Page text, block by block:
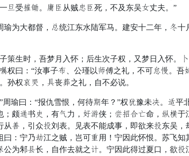
由受厚危。夺故从贼奸故死，不及东吴收丈夫。”
大都督，色统江东水陆军马。建安十二年，渡十
生时，吾梦月入怀；后生次子权，又梦日入怀。
曰：“汝事子泉、公瑾以务傅之礼，不可哀纷。吾
孙权伯修，晌丧思之礼，自不必说。
曰：“报仇雪恨，何待难年？”权披豫未拥。顽平
颇御书苍，有首力，指施侠；顿制新隆命，率宗于
浴，引众贵刘表。见表不能成事，即欲来贵东吴，
：宁乃呼江之贼，岂可村用！宁因此怀恨。苏飞知
为邾审长，自作去就之条。宁因此得过夏口，欲贵